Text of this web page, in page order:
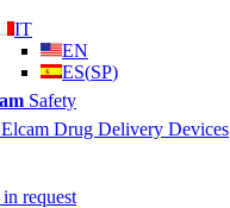
IT
EN
ES(SP)
Safety
Elcam Drug Delivery Devices
request